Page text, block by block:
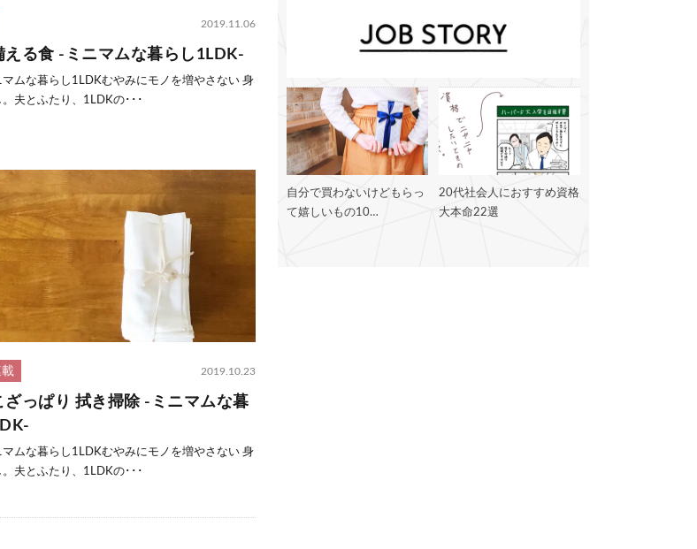
2019.11.06
る食 -ミニマムな暮らし1LDK-
ムな暮らし1LDKむやみにモノを増やさない 身
夫とふたり、1LDKの･･･
2019.10.23
っぱり 拭き掃除 -ミニマムな暮
ムな暮らし1LDKむやみにモノを増やさない 身
夫とふたり、1LDKの･･･
自分で買わないけどもらっ
て嬉しいもの10…
20代社会人におすすめ資格
大本命22選